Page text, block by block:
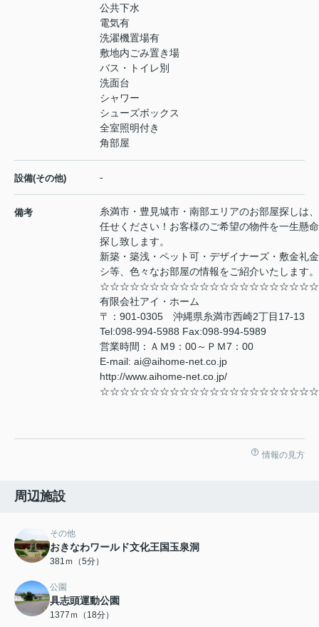
公共下水
電気有
洗濯機置場有
敷地内ごみ置き場
バス・トイレ別
洗面台
シャワー
シューズボックス
全室照明付き
角部屋
設備(その他) -
備考
糸満市・豊見城市・南部エリアのお部屋探しは
任せください！お客様のご希望の物件を一生懸
探し致します。
新築・築浅・ペット可・デザイナーズ・敷金礼
シ等、色々なお部屋の情報をご紹介いたします。
有限会社アイ・ホーム
〒：901-0305 沖縄県糸満市西崎2丁目17-13
Tel:098-994-5988 Fax:098-994-5989
営業時間：ＡＭ9：00～ＰＭ7：00
E-mail: ai@aihome-net.co.jp
http://www.aihome-net.co.jp/
情報の見方
周辺施設
その他
おきなわワールド文化王国玉泉洞
381ｍ（5分）
公園
具志頭運動公園
1377ｍ（18分）